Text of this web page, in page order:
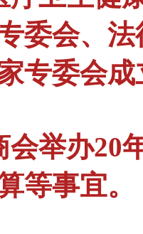
委会、
专委会
会举办20
等事宜。